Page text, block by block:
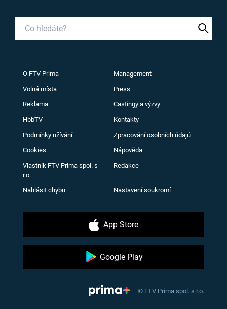
O FTV Prima Management
Volná místa Press
Reklama Castingy a výzvy
HbbTV Kontakty
Podmínky užívání Zpracování osobních údajů
Cookies Nápověda
Vlastník FTV Prima spol. s
r.o.
Redakce
Nahlásit chybu Nastavení soukromí
App Store
Google Play
© FTV Prima spol. s r.o.